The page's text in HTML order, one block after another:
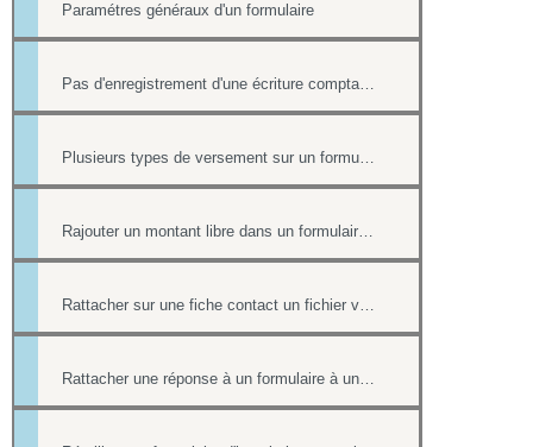
Paramétres généraux d'un formulaire
Pas d'enregistrement d'une écriture comptable en cas de paiement ultérieur
Plusieurs types de versement sur un formulaire
Rajouter un montant libre dans un formulaire avec paiement
Rattacher sur une fiche contact un fichier venant d'une réponse à un formulaire.
Rattacher une réponse à un formulaire à une fiche contact de l'annuaire